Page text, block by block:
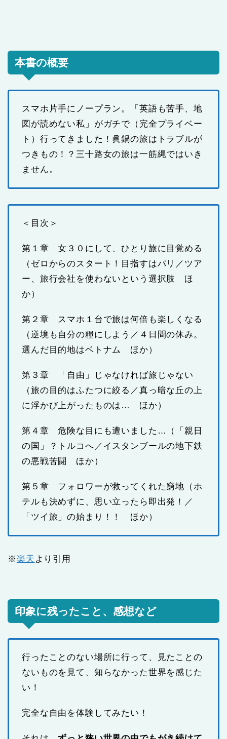
本書の概要
スマホ片手にノープラン。「英語も苦手、地
図が読めない私」がガチで（完全プライベー
ト）行ってきました！眞鍋の旅はトラブルが
つきもの！？三十路女の旅は一筋縄ではいき
ません。
＜目次＞
第１章 女３０にして、ひとり旅に目覚める
（ゼロからのスタート！目指すはパリ／ツア
ー、旅行会社を使わないという選択肢 ほ
か）
第２章 スマホ１台で旅は何倍も楽しくなる
（逆境も自分の糧にしよう／４日間の休み。
選んだ目的地はベトナム ほか）
第３章 「自由」じゃなければ旅じゃない
（旅の目的はふたつに絞る／真っ暗な丘の上
に浮かび上がったものは… ほか）
第４章 危険な目にも遭いました…（「親日
の国」？トルコへ／イスタンブールの地下鉄
の悪戦苦闘 ほか）
第５章 フォロワーが救ってくれた窮地（ホ
テルも決めずに、思い立ったら即出発！／
「ツイ旅」の始まり！！ ほか）
※楽天 より引用
印象に残ったこと、感想など
行ったことのない場所に行って、見たことの
ないものを見て、知らなかった世界を感じた
い！
完全な自由を体験してみたい！